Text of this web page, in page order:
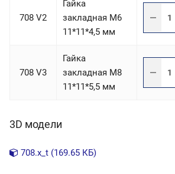
708 V2
Гайка
закладная M6
11*11*4,5 мм
708 V3
Гайка
закладная M8
11*11*5,5 мм
3D модели
708.x_t (169.65 КБ)